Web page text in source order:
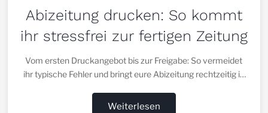
Abizeitung drucken: So kommt
ihr stressfrei zur fertigen Zeitung
Vom ersten Druckangebot bis zur Freigabe: So vermeidet
ihr typische Fehler und bringt eure Abizeitung rechtzeitig in
Weiterlesen